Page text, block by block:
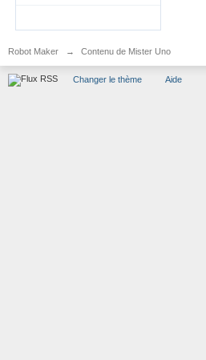
Robot Maker → Contenu de Mister Uno
Changer le thème Aide